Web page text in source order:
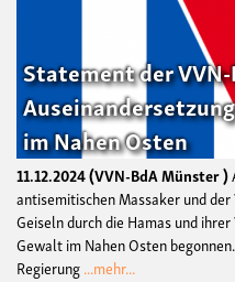
Statement der
im Nahen Osten
11.12.2024 VVN-BdA Münster
antisemitischen Massaker und
Geiseln durch die Hamas und
Gewalt im Nahen Osten
Regierung...mehr...